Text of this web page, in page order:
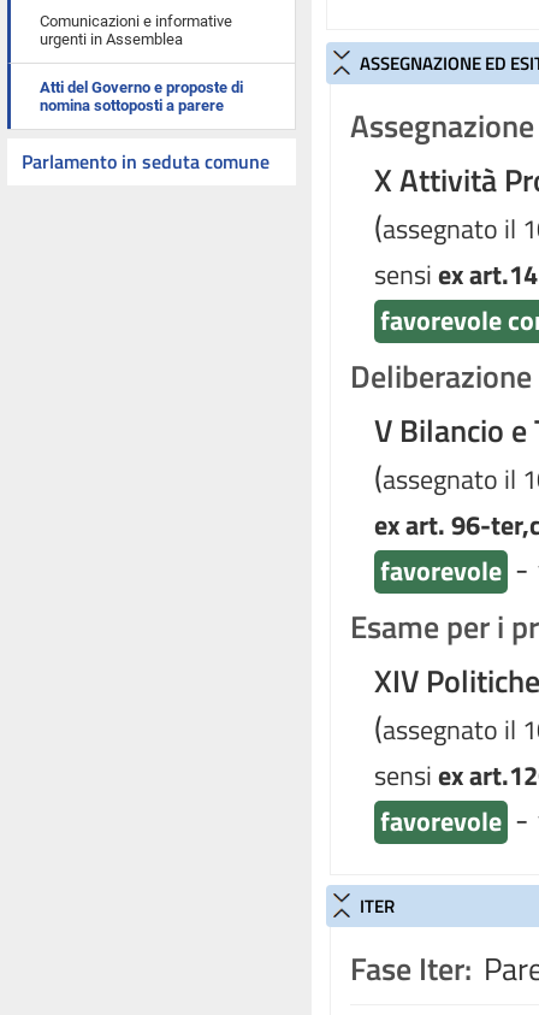
Comunicazioni e informative
urgenti in Assemblea
Atti del Governo e proposte di
nomina sottoposti a parere
Parlamento in seduta comune
ASSEGNAZIONE ED
X Attività
(assegnato il
sensiex
favorevole
V Bilancio e
(assegnato il
ex art. 96-
favorevole -
Esame per i
XIV
(assegnato il
sensiex
favorevole -
ITER
Fase Iter: